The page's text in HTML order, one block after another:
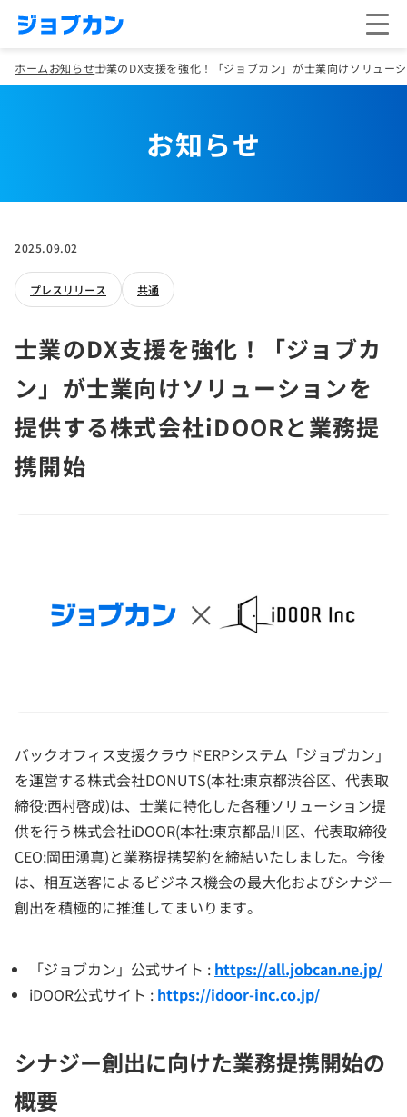
ホームお知らせ士業のDX支援を強化！「ジョブカン」が士業向けソリュー
お知らせ
2025.09.02
プレスリリース 共通
士業のDX支援を強化！「ジョブカ
ン」が士業向けソリューションを
提供する株式会社iDOORと業務提
携開始
バックオフィス支援クラウドERPシステム「ジョブカン」
を運営する株式会社DONUTS(本社:東京都渋谷区、代表取
締役:西村啓成)は、士業に特化した各種ソリューション提
供を行う株式会社iDOOR(本社:東京都品川区、代表取締役
CEO:岡田湧真)と業務提携契約を締結いたしました。今後
は、相互送客によるビジネス機会の最大化およびシナジー
創出を積極的に推進してまいります。
「ジョブカン」公式サイト : https://all.jobcan.ne.jp/
iDOOR公式サイト : https://idoor-inc.co.jp/
シナジー創出に向けた業務提携開始の
概要